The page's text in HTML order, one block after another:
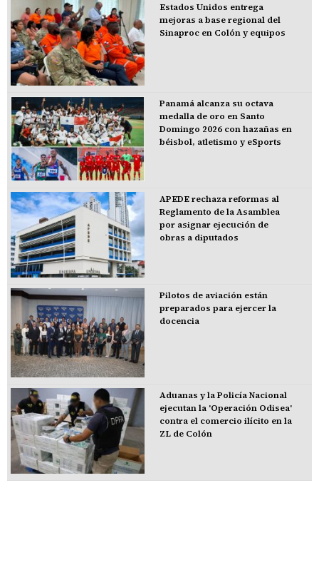
Estados Unidos entrega
mejoras a base regional del
Sinaproc en Colón y equipos
Panamá alcanza su octava
medalla de oro en Santo
Domingo 2026 con hazañas en
béisbol, atletismo y eSports
APEDE rechaza reformas al
Reglamento de la Asamblea
por asignar ejecución de
obras a diputados
Pilotos de aviación están
preparados para ejercer la
docencia
Aduanas y la Policía Nacional
ejecutan la 'Operación Odisea'
contra el comercio ilícito en la
ZL de Colón